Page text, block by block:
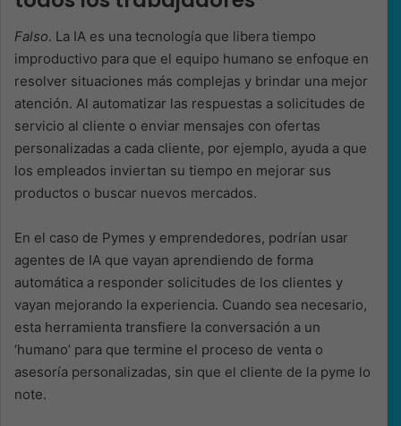
Falso. La IA es una tecnología que libera tiempo
improductivo para que el equipo humano se enfoque en
resolver situaciones más complejas y brindar una mejor
atención. Al automatizar las respuestas a solicitudes de
servicio al cliente o enviar mensajes con ofertas
personalizadas a cada cliente, por ejemplo, ayuda a que
los empleados inviertan su tiempo en mejorar sus
productos o buscar nuevos mercados.
En el caso de Pymes y emprendedores, podrían usar
agentes de IA que vayan aprendiendo de forma
automática a responder solicitudes de los clientes y
vayan mejorando la experiencia. Cuando sea necesario,
esta herramienta transfiere la conversación a un
‘humano’ para que termine el proceso de venta o
asesoría personalizadas, sin que el cliente de la pyme lo
note.